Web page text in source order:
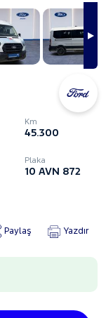
Km
45.300
Plaka
10 AVN 872
Paylaş Yazdır